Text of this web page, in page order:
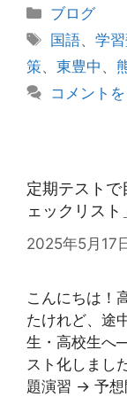
カ
テ
リ
ー
ブログ
タ
グ
国語、学
策、 東豊中 、
コメント
定期テスト
ェックリス
2025年5月17
こんにちは！
たけれど、途
生・高校生へ
スト化しまし
題演習 → 予